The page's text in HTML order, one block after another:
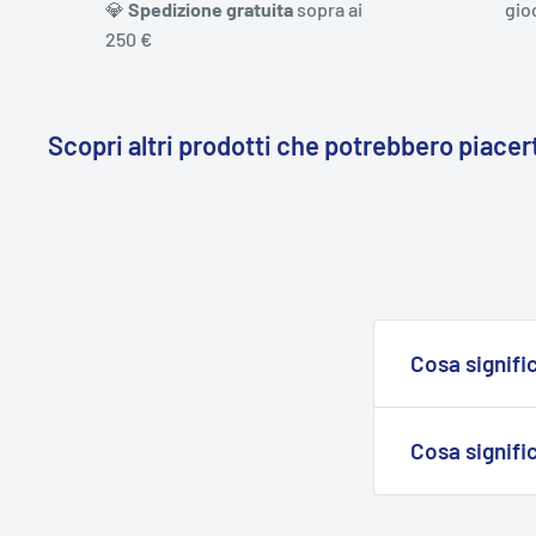
💎 Spedizione gratuita sopra ai
250 €
Scopri altri prodotti che potrebbero
Cosa
I prodotti
sono
Se si tratta di
Cosa
In stock: